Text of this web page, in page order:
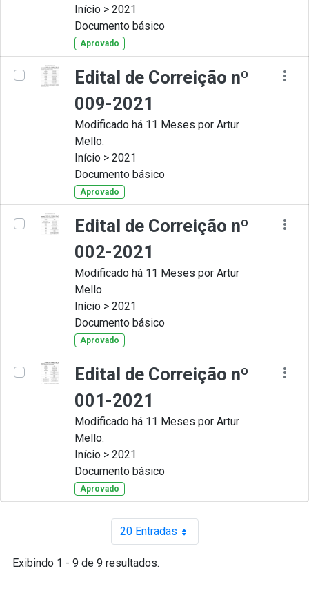
Início > 2021
Documento básico
Aprovado
Edital de Correição nº
009-2021
Modificado há 11 Meses por Artur
Mello.
Início > 2021
Documento básico
Aprovado
Edital de Correição nº
002-2021
Modificado há 11 Meses por Artur
Mello.
Início > 2021
Documento básico
Aprovado
Edital de Correição nº
001-2021
Modificado há 11 Meses por Artur
Mello.
Início > 2021
Documento básico
Aprovado
20 EntradasPor página
Exibindo 1 - 9 de 9 resultados.